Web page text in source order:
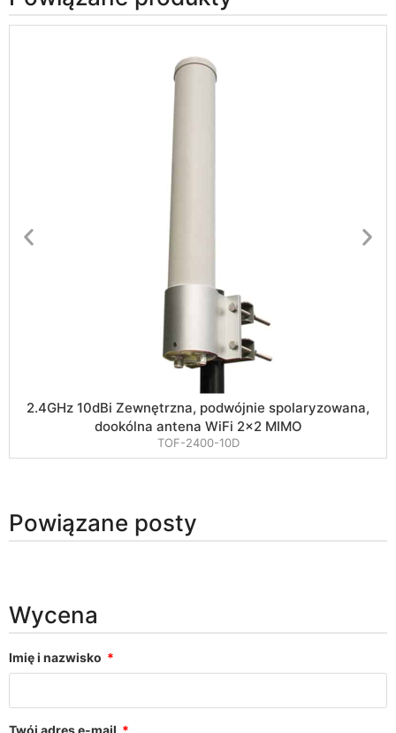
2.4GHz 10dBi Zewnętrzna, podwójnie spolaryzowana,
dookólna antena WiFi 2×2 MIMO
TOF-2400-10D
Powiązane posty
Wycena
Imię i nazwisko
Twój adres e-mail